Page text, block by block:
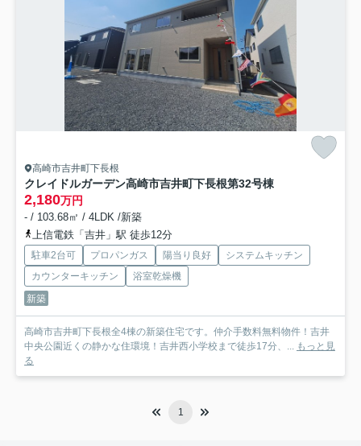
高崎市吉井町下長根
クレイドルガーデン高崎市吉井町下長根第32号棟
2,180万円
- / 103.68㎡ / 4LDK /新築
上信電鉄「吉井」駅 徒歩12分
駐車2台可 プロパンガス 陽当り良好
システムキッチン
カウンターキッチン
浴室乾燥機
新築
高崎市吉井町下長根全4棟の新築住宅です。仲介手数料無料物件！吉井
中央公園近くの静かな住環境！吉井西小学校まで徒歩17分、... もっと見
る
1